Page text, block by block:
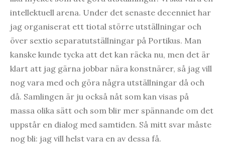
intellektuell arena. Under det senaste decenniet har
jag organiserat ett tiotal större utställningar och
över sextio separatutställningar på Portikus. Man
kanske kunde tycka att det kan räcka nu, men det är
klart att jag gärna jobbar nära konstnärer, så jag vill
nog vara med och göra några utställningar då och
då. Samlingen är ju också nåt som kan visas på
massa olika sätt och som blir mer spännande om det
uppstår en dialog med samtiden. Så mitt svar måste
nog bli: jag vill helst vara en av dessa få.